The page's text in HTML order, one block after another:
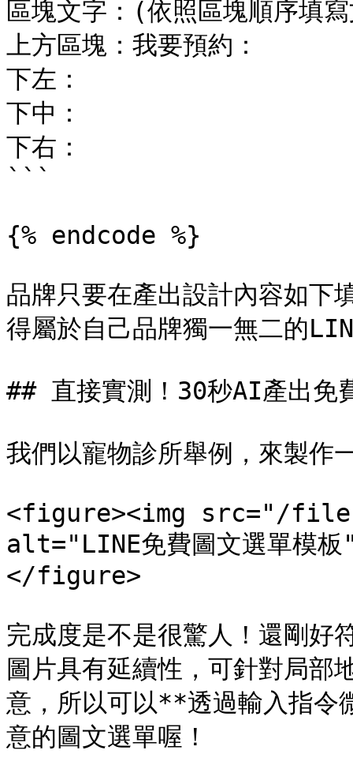
區塊文字：(依照區塊順序填
上方區塊：我要預約：
下左：
下中：
下右：
```
{% endcode %}
品牌只要在產出設計內容如下
得屬於自己品牌獨一無二的
## 直接實測！30秒AI產出免
我們以寵物診所舉例，來製作
<figure><img src="/
alt="LINE免費圖文選單
</figure>
完成度是不是很驚人！還剛好
圖片具有延續性，可針對局部
意，所以可以**透過輸入指令
意的圖文選單喔！